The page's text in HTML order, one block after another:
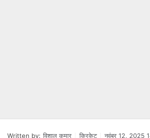
Written by: विशाल कुमार क्रिकेट नवंबर 12, 2025